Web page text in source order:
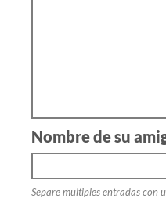
Nombre de su
Separe multiples entradas con